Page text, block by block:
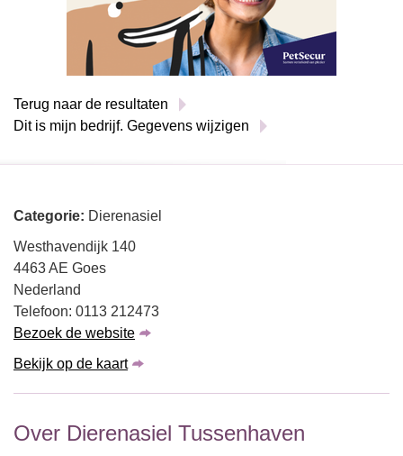
Terug naar de resultaten
Dit is mijn bedrijf. Gegevens wijzigen
Categorie: Dierenasiel
Westhavendijk 140
4463 AE Goes
Nederland
Telefoon: 0113 212473
Bezoek de website
Bekijk op de kaart
Over Dierenasiel Tussenhaven